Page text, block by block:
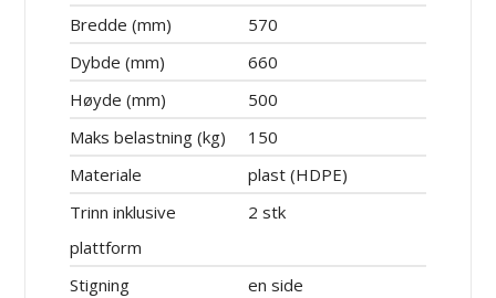
Bredde (mm)
570
Dybde (mm)
660
Høyde (mm)
500
Maks belastning (kg)
150
Materiale
plast (HDPE)
Trinn inklusive
plattform
2 stk
Stigning
en side